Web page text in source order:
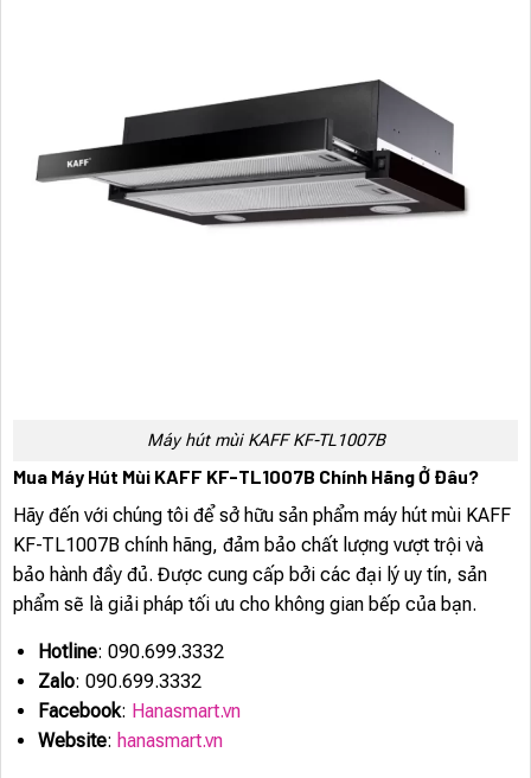
Máy hút mùi KAFF KF-TL1007B
Mua Máy Hút Mùi KAFF KF-TL1007B Chính Hãng Ở Đâu?
Hãy đến với chúng tôi để sở hữu sản phẩm máy hút mùi KAFF
KF-TL1007B chính hãng, đảm bảo chất lượng vượt trội và
bảo hành đầy đủ. Được cung cấp bởi các đại lý uy tín, sản
phẩm sẽ là giải pháp tối ưu cho không gian bếp của bạn.
Hotline: 090.699.3332
Zalo: 090.699.3332
Facebook: Hanasmart.vn
Website: hanasmart.vn